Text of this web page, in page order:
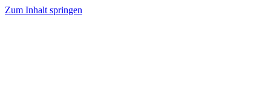
Zum Inhalt springen